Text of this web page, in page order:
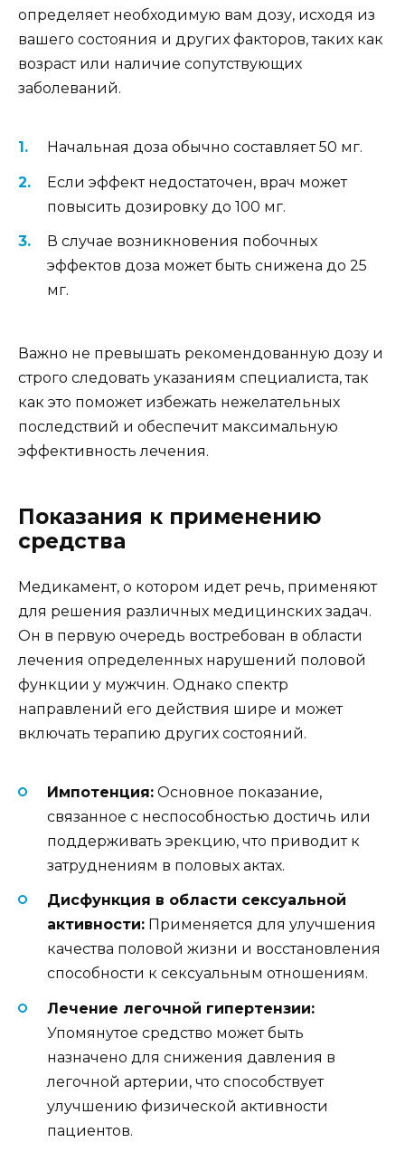
определяет необходимую вам дозу, исходя из
вашего состояния и других факторов, таких как
возраст или наличие сопутствующих
заболеваний.
Начальная доза обычно составляет 50 мг.
Если эффект недостаточен, врач может
повысить дозировку до 100 мг.
В случае возникновения побочных
эффектов доза может быть снижена до 25
мг.
Важно не превышать рекомендованную дозу и
строго следовать указаниям специалиста, так
как это поможет избежать нежелательных
последствий и обеспечит максимальную
эффективность лечения.
Показания к применению
средства
Медикамент, о котором идет речь, применяют
для решения различных медицинских задач.
Он в первую очередь востребован в области
лечения определенных нарушений половой
функции у мужчин. Однако спектр
направлений его действия шире и может
включать терапию других состояний.
Импотенция: Основное показание,
связанное с неспособностью достичь или
поддерживать эрекцию, что приводит к
затруднениям в половых актах.
Дисфункция в области сексуальной
активности: Применяется для улучшения
качества половой жизни и восстановления
способности к сексуальным отношениям.
Лечение легочной гипертензии:
Упомянутое средство может быть
назначено для снижения давления в
легочной артерии, что способствует
улучшению физической активности
пациентов.